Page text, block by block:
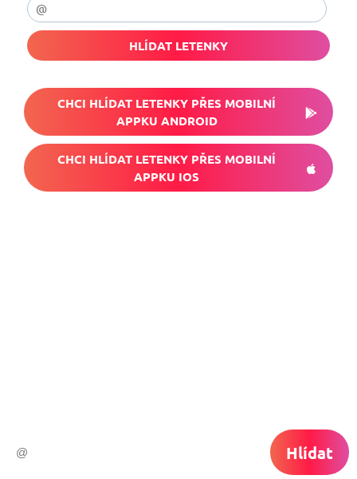
HLÍDAT LETENKY
CHCI HLÍDAT LETENKY PŘES MOBILNÍ
APPKU ANDROID
CHCI HLÍDAT LETENKY PŘES MOBILNÍ
APPKU IOS
Hlídat